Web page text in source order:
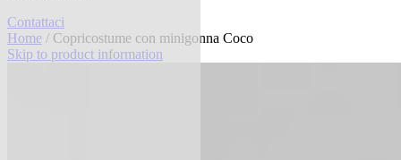
Contattaci
Home / Copricostume con minigonna Coco
Skip to product information